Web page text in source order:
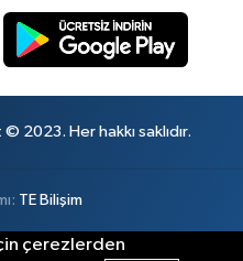
2023. Her hakkı saklıdır.
TE Bilişim
çerezlerden